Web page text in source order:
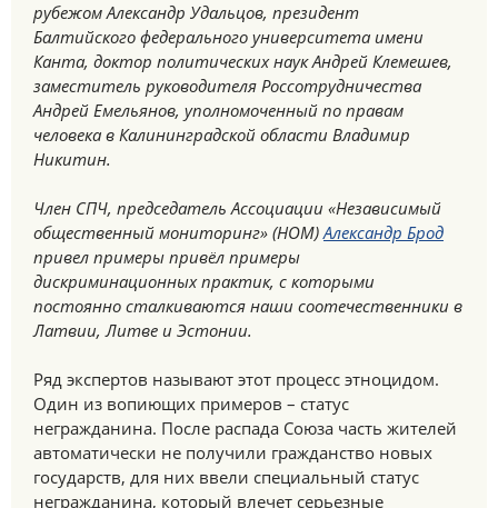
рубежом Александр Удальцов, президент
Балтийского федерального университета имени
Канта, доктор политических наук Андрей Клемешев,
заместитель руководителя Россотрудничества
Андрей Емельянов, уполномоченный по правам
человека в Калининградской области Владимир
Никитин.
Член СПЧ, председатель Ассоциации «Независимый
общественный мониторинг» (НОМ)Александр Брод
привел примеры привёл примеры
дискриминационных практик, с которыми
постоянно сталкиваются наши соотечественники в
Латвии, Литве и Эстонии.
Ряд экспертов называют этот процесс этноцидом.
Один из вопиющих примеров – статус
негражданина. После распада Союза часть жителей
автоматически не получили гражданство новых
государств, для них ввели специальный статус
негражданина, который влечет серьезные